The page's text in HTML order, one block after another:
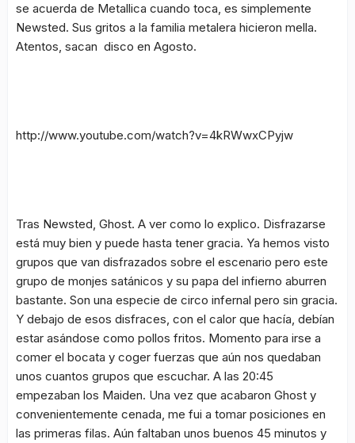
se acuerda de Metallica cuando toca, es simplemente
Newsted. Sus gritos a la familia metalera hicieron mella.
Atentos, sacan disco en Agosto.
http://www.youtube.com/watch?v=4kRWwxCPyjw
Tras Newsted, Ghost. A ver como lo explico. Disfrazarse
está muy bien y puede hasta tener gracia. Ya hemos visto
grupos que van disfrazados sobre el escenario pero este
grupo de monjes satánicos y su papa del infierno aburren
bastante. Son una especie de circo infernal pero sin gracia.
Y debajo de esos disfraces, con el calor que hacía, debían
estar asándose como pollos fritos. Momento para irse a
comer el bocata y coger fuerzas que aún nos quedaban
unos cuantos grupos que escuchar. A las 20:45
empezaban los Maiden. Una vez que acabaron Ghost y
convenientemente cenada, me fui a tomar posiciones en
las primeras filas. Aún faltaban unos buenos 45 minutos y